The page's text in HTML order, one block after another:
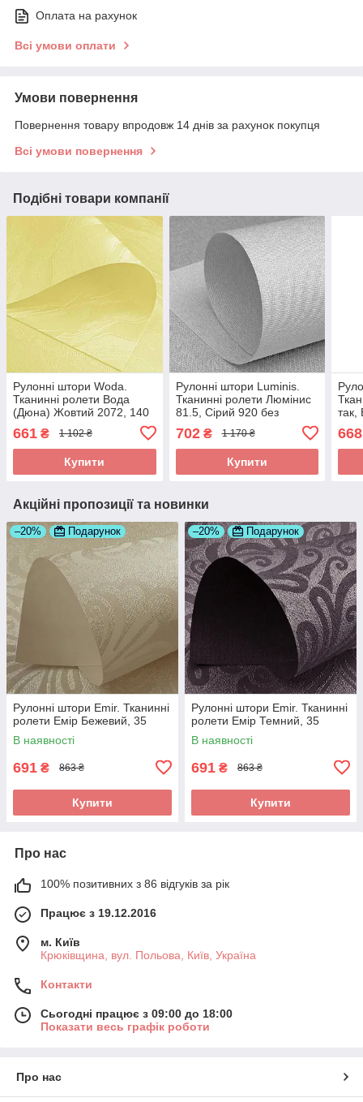
Оплата на рахунок
Всі умови оплати
Умови повернення
Повернення товару впродовж 14 днів за рахунок покупця
Всі умови повернення
Подібні товари компанії
Рулонні штори Woda.
Тканинні ролети Вода
(Дюна) Жовтий 2072, 140
661 ₴ 1 102 ₴
Купити
Рулонні штори Luminis.
Тканинні ролети Люмінис
81.5, Сірий 920 без
702₴ 1 170 ₴
Купити
так,
668
Акційні пропозиції та новинки
–20% Подарунок
Рулонні штори Emir. Тканинні
ролети Емір Бежевий, 35
В наявності
691 ₴ 863 ₴
Купити
–20% Подарунок
Рулонні штори Emir. Тканинні
ролети Емір Темний, 35
В наявності
691 ₴ 863 ₴
Купити
Про нас
100% позитивних з 86 відгуків за рік
Працює з 19.12.2016
м. Київ
Крюківщина, вул. Польова, Київ, Україна
Контакти
Сьогодні працює з 09:00 до 18:00
Показати весь графік роботи
Про нас